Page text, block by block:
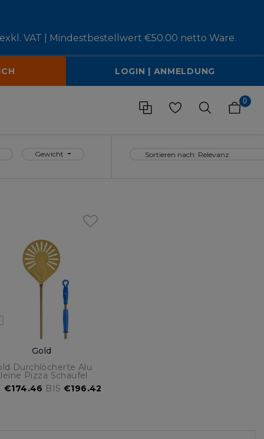
VAT | Mindestbestellwert €50.00 netto Ware.
LOGIN | ANMELDUNG
0
Gewicht
Gold
Durchlöcherte Alu
Pizza Schaufel
€174.46 BIS €196.42